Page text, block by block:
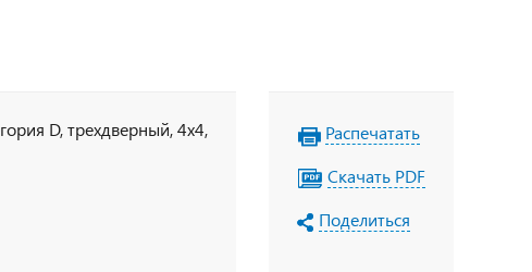
D, трехдверный, 4х4,
Распечатать
Скачать PDF
Поделиться